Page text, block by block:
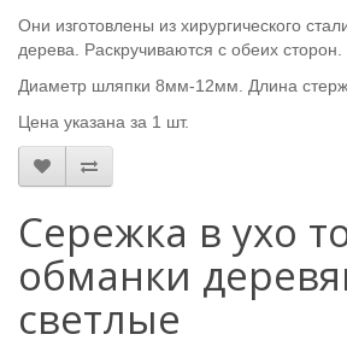
Они изготовлены из хирургического
дерева. Раскручиваются с обеих сторон.
Диаметр шляпки 8мм-12мм. Длина
Цена указана за 1 шт.
Сережка в ухо
обманки
светлые